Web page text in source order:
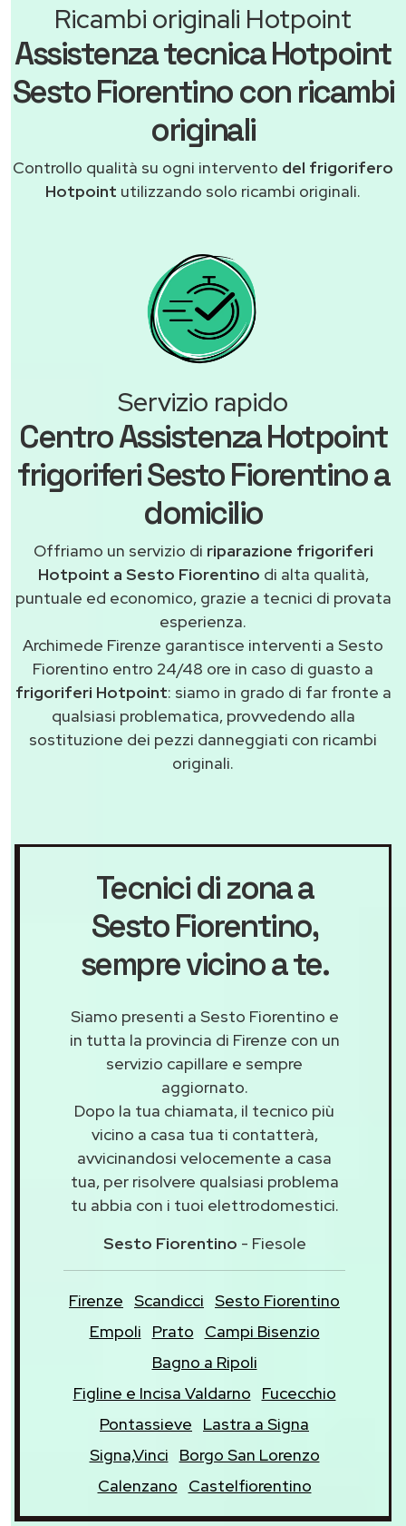
Ricambi originali Hotpoint
Assistenza tecnica Hotpoint
Sesto Fiorentino con ricambi
originali
Controllo qualità su ogni intervento del frigorifero
Hotpoint utilizzando solo ricambi originali.
Servizio rapido
Centro Assistenza Hotpoint
frigoriferi Sesto Fiorentino a
domicilio
Offriamo un servizio di riparazione frigoriferi
Hotpoint a Sesto Fiorentino di alta qualità,
puntuale ed economico, grazie a tecnici di provata
esperienza.
Archimede Firenze garantisce interventi a Sesto
Fiorentino entro 24/48 ore in caso di guasto a
frigoriferi Hotpoint: siamo in grado di far fronte a
qualsiasi problematica, provvedendo alla
sostituzione dei pezzi danneggiati con ricambi
originali.
Tecnici di zona a
Sesto Fiorentino,
sempre vicino a te.
Siamo presenti a Sesto Fiorentino e
in tutta la provincia di Firenze con un
servizio capillare e sempre
aggiornato.
Dopo la tua chiamata, il tecnico più
vicino a casa tua ti contatterà,
avvicinandosi velocemente a casa
tua, per risolvere qualsiasi problema
tu abbia con i tuoi elettrodomestici.
Sesto Fiorentino - Fiesole
Firenze Scandicci Sesto Fiorentino
Empoli
Prato
Campi Bisenzio
Bagno a Ripoli
Figline e Incisa Valdarno
Fucecchio
Pontassieve
Lastra a Signa
Signa,Vinci
Borgo San Lorenzo
Calenzano
Castelfiorentino